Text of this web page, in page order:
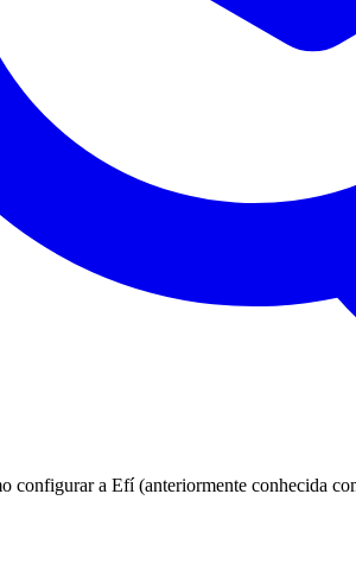
configurar a Efí (anteriormente conhecida